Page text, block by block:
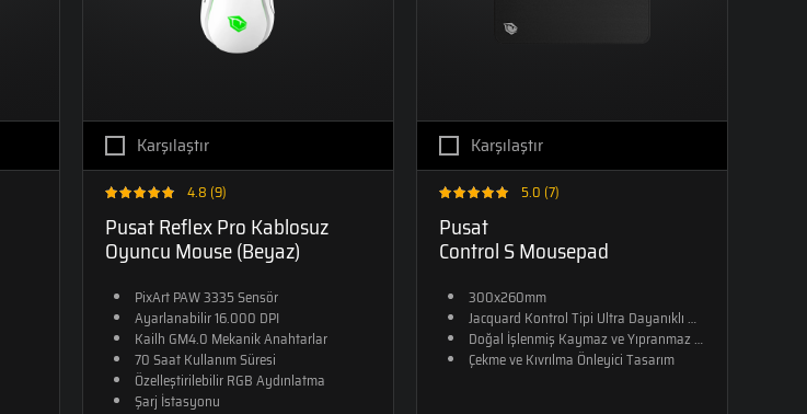
Karşılaştır
4.8 (9)
Pusat Reflex Pro Kablosuz
Oyuncu Mouse (Beyaz)
PixArt PAW 3335 Sensör
Ayarlanabilir 16.000 DPI
Kailh GM4.0 Mekanik Anahtarlar
70 Saat Kullanım Süresi
Özelleştirilebilir RGB Aydınlatma
Şarj İstasyonu
Karşılaştır
5.0 (7)
Pusat
Control S Mousepad
300x260mm​
Jacquard Kontrol Tipi Ultra Dayanıklı Kumaş​
Doğal İşlenmiş Kaymaz ve Yıpranmaz Kauçuk
Çekme ve Kıvrılma Önleyici Tasarım​